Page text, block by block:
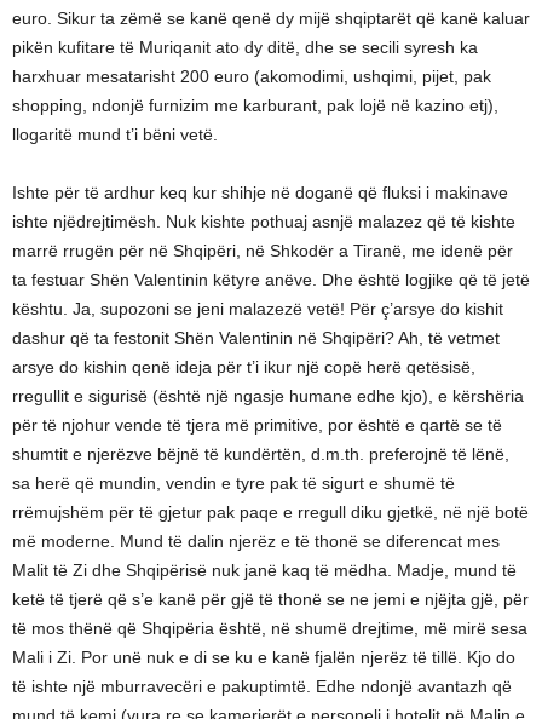
euro. Sikur ta zëmë se kanë qenë dy mijë shqiptarët që kanë kaluar
pikën kufitare të Muriqanit ato dy ditë, dhe se secili syresh ka
harxhuar mesatarisht 200 euro (akomodimi, ushqimi, pijet, pak
shopping, ndonjë furnizim me karburant, pak lojë në kazino etj),
llogaritë mund t’i bëni vetë.
Ishte për të ardhur keq kur shihje në doganë që fluksi i makinave
ishte njëdrejtimësh. Nuk kishte pothuaj asnjë malazez që të kishte
marrë rrugën për në Shqipëri, në Shkodër a Tiranë, me idenë për
ta festuar Shën Valentinin këtyre anëve. Dhe është logjike që të jetë
kështu. Ja, supozoni se jeni malazezë vetë! Për ç’arsye do kishit
dashur që ta festonit Shën Valentinin në Shqipëri? Ah, të vetmet
arsye do kishin qenë ideja për t’i ikur një copë herë qetësisë,
rregullit e sigurisë (është një ngasje humane edhe kjo), e kërshëria
për të njohur vende të tjera më primitive, por është e qartë se të
shumtit e njerëzve bëjnë të kundërtën, d.m.th. preferojnë të lënë,
sa herë që mundin, vendin e tyre pak të sigurt e shumë të
rrëmujshëm për të gjetur pak paqe e rregull diku gjetkë, në një botë
më moderne. Mund të dalin njerëz e të thonë se diferencat mes
Malit të Zi dhe Shqipërisë nuk janë kaq të mëdha. Madje, mund të
ketë të tjerë që s’e kanë për gjë të thonë se ne jemi e njëjta gjë, për
të mos thënë që Shqipëria është, në shumë drejtime, më mirë sesa
Mali i Zi. Por unë nuk e di se ku e kanë fjalën njerëz të tillë. Kjo do
të ishte një mburravecëri e pakuptimtë. Edhe ndonjë avantazh që